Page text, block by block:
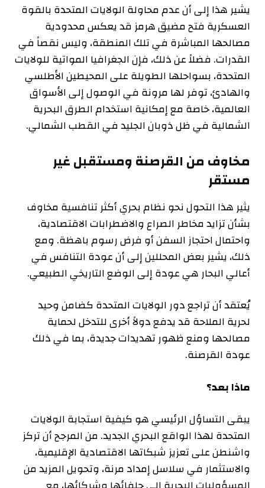
يشير هذا إلى أن عدم محاولة الولايات المتحدة بالقوة
العسكرية فتح مضيق هرمز قد يعكس محدودية
مصالحها المباشرة في تلك المنطقة، وليس نقصاً في
القدرات. فضلاً عن ذلك، فإن الجغرافيا المواتية للولايات
المتحدة، بسواحلها الطويلة على المحيطين الأطلسي
والهادئ، توفر لها مرونة في الوصول إلى الأسواق
العالمية، خاصة مع إمكانية استخدام الطرق البحرية
الشمالية في ظل ذوبان الجليد في القطب الشمالي.
مخاوف من القرصنة ومستقبل غير
مستقر
يثير هذا التحول نحو نظام بحري أكثر تنافسية مخاوف
بشأن تزايد مخاطر الصراع والاضطرابات الاقتصادية،
واحتمال احتجاز السفن أو فرض رسوم باهظة. ومع
ذلك، يشير بعض المحللين إلى أن عودة التنافس في
أعالي البحار هي عودة إلى الوضع التاريخي الطبيعي.
يُعتقد أن تراجع دور الولايات المتحدة كضامن وحيد
لحرية الملاحة قد يدفع دولاً أخرى للتدخل لحماية
مصالحها ومنع ظهور تهديدات جديدة، بما في ذلك
عودة القرصنة.
ماذا بعد؟
يبقى التساؤل الرئيسي هو كيفية استجابة الولايات
المتحدة لهذا الواقع البحري الجديد. من المرجح أن تركز
واشنطن على تعزيز شبكاتها الاقتصادية الإقليمية،
والاستثمار في سلاسل إمداد مرنة، وتحويل المزيد من